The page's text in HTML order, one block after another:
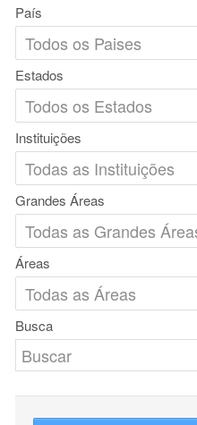
País
Estados
Instituições
Grandes Áreas
Áreas
Busca